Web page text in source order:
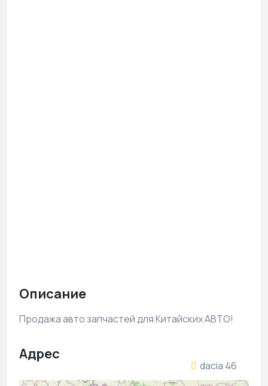
Описание
Продажа авто запчастей для Китайских АВТО!
Адрес
dacia 46